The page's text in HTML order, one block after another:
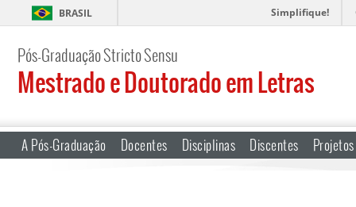
BRASIL Simplifique!
Pós-Graduação Stricto Sensu
Mestrado e Doutorado em Letras
A Pós-Graduação Docentes Disciplinas Discentes